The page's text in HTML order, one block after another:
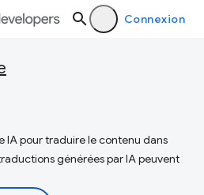
Connexion
IA pour traduire le contenu dans
générées par IA peuvent